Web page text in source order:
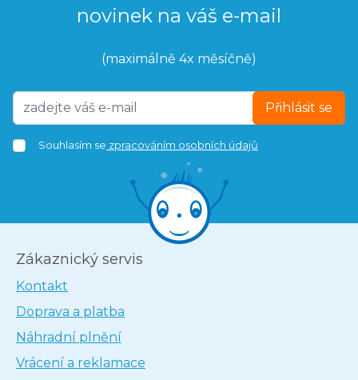
novinek na váš e-mail
(maximálně 4x měsíčně)
Přihlásit se
Souhlasím se zpracováním osobních údajů
Zákaznický servis
Kontakt
Doprava a platba
Náhradní plnění
Vrácení a reklamace